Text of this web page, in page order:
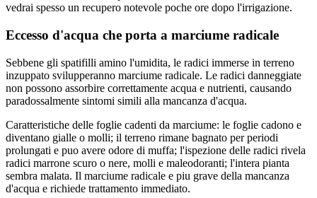
vedrai spesso un recupero notevole poche ore dopo l'irrigazione.
Eccesso d'acqua che porta a marciume radicale
Sebbene gli spatifilli amino l'umidita, le radici immerse in terreno
inzuppato svilupperanno marciume radicale. Le radici danneggiate
non possono assorbire correttamente acqua e nutrienti, causando
paradossalmente sintomi simili alla mancanza d'acqua.
Caratteristiche delle foglie cadenti da marciume: le foglie cadono e
diventano gialle o molli; il terreno rimane bagnato per periodi
prolungati e puo avere odore di muffa; l'ispezione delle radici rivela
radici marrone scuro o nere, molli e maleodoranti; l'intera pianta
sembra malata. Il marciume radicale e piu grave della mancanza
d'acqua e richiede trattamento immediato.